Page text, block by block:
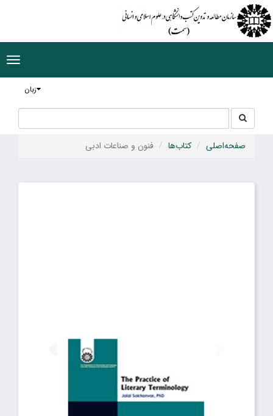
زبان
جستجو
در
سایت
صفحه‌اصلی کتاب‌ها فنون و صناعات ادبی